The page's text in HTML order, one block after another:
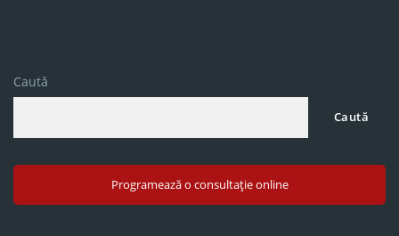
Caută
Caută
Programează o consultație online